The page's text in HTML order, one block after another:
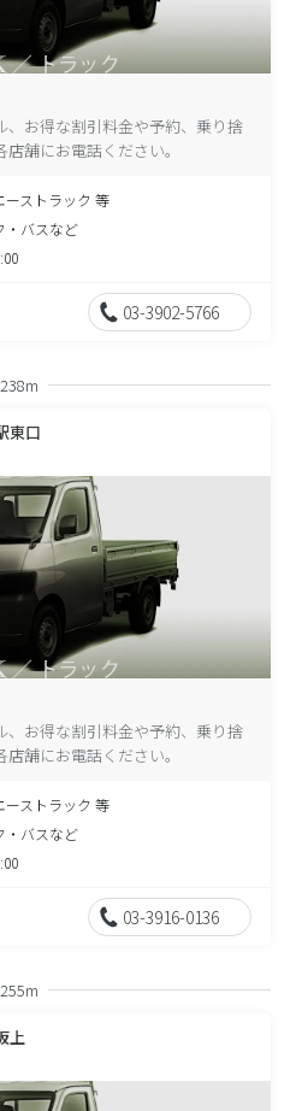
、お得な割引料金や予約、乗り捨
舗にお電話ください。
ーストラック 等
・バスなど
03-3902-5766
東口
、お得な割引料金や予約、乗り捨
舗にお電話ください。
ーストラック 等
・バスなど
03-3916-0136
上